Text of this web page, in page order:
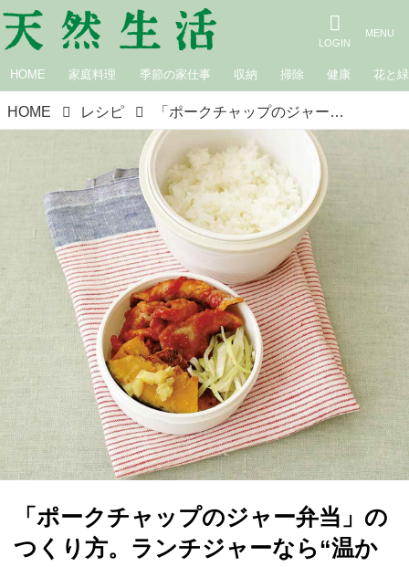
HOME 家庭料理 季節の家仕事 収納 掃除 健康 花と緑
HOME レシピ 「ポークチャップのジャー弁当」のつくり方。ランチジャーなら“温かいまま”で肉もやわらか！2種の野菜おかずと楽しむあったか弁当／料理家・瀬戸口しおりさん
「ポークチャップのジャー弁当」の
つくり方。ランチジャーなら“温か